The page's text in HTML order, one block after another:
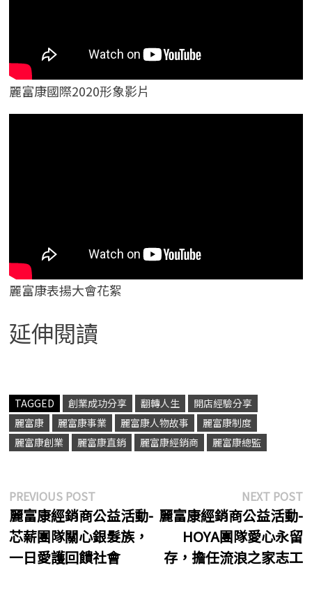
麗富康國際2020形象影片
麗富康表揚大會花絮
延伸閱讀
TAGGED 創業成功分享 翻轉人生
開店經驗分享
麗富康
麗富康事業 麗富康人物故事
麗富康制度
麗富康創業
麗富康直銷 麗富康經銷商 麗富康總監
PREVIOUS POST
麗富康經銷商公益活動-
芯薪團隊關心銀髮族，
一日愛護回饋社會
NEXT POST
麗富康經銷商公益活動-
HOYA團隊愛心永留
存，擔任流浪之家志工